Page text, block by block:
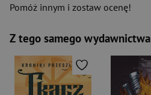
Pomóż innym i zostaw ocenę!
Z tego samego wydawnictwa